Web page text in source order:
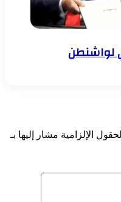
لواشنطن
الحقول الإلزامية مشار إليها بـ